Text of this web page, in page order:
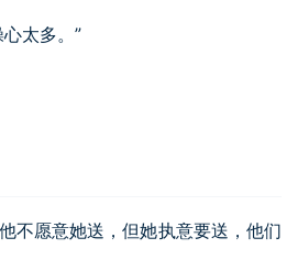
太多。”
不愿意她送，但她执意要送，他们